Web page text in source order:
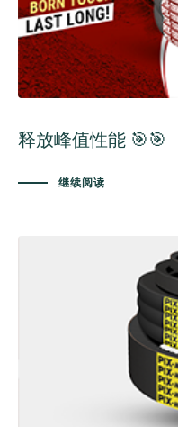
释放峰值性能 🎯🎯
继续阅读